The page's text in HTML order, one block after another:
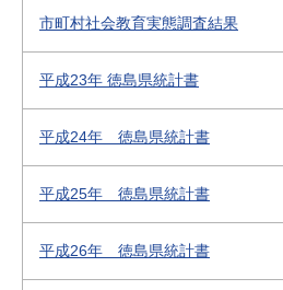
市町村社会教育実態調査結果
平成23年 徳島県統計書
平成24年 徳島県統計書
平成25年 徳島県統計書
平成26年 徳島県統計書